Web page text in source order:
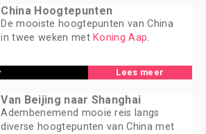
China Hoogtepunten
De mooiste hoogtepunten van China
in twee weken metKoning Aap.
Lees meer
Van Beijing naar Shanghai
Adembenemend mooie reis langs
diverse hoogtepunten van China met